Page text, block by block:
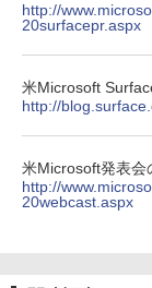
http://
20surfacepr.aspx
米Microsoft
http://
米Microsoft発表会
http://
20webcast.aspx